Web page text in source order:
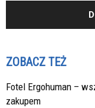
ZOBACZ TEŻ
Fotel Ergohuman –
zakupem